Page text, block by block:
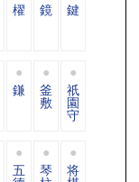
櫂 鏡 鍵
鎌 釜
敷
祇
園
守
五 琴 将